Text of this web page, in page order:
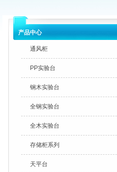
产品中心
通风柜
PP实验台
钢木实验台
全钢实验台
全木实验台
存储柜系列
天平台